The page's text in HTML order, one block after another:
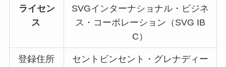
ライセン
ス
SVGインターナショナル・ビジネ
ス・コーポレーション（SVG IB
C）
登録住所
セントビンセント・グレナディー